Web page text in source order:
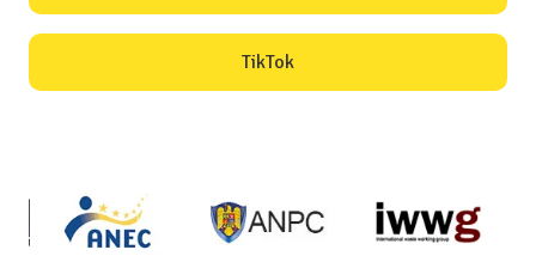
TikTok